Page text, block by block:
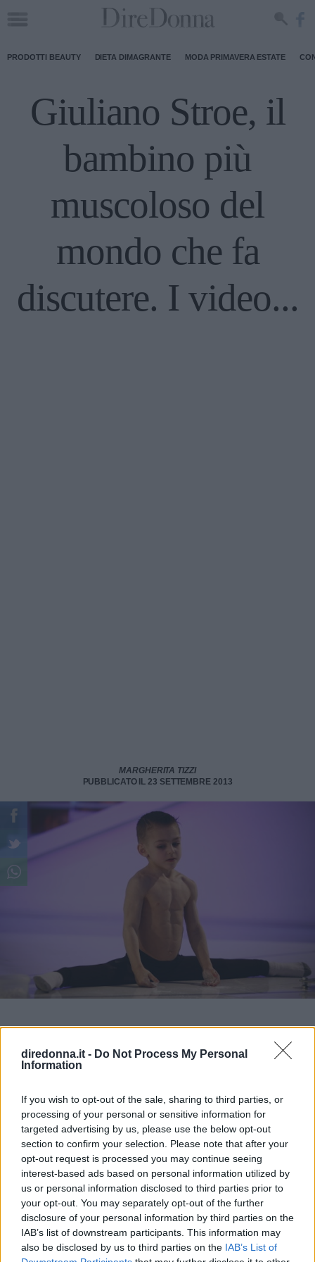
diredonna.it - Do Not Process My Personal
Information
If you wish to opt-out of the sale, sharing to third parties, or
processing of your personal or sensitive information for
targeted advertising by us, please use the below opt-out
section to confirm your selection. Please note that after your
opt-out request is processed you may continue seeing
interest-based ads based on personal information utilized by
us or personal information disclosed to third parties prior to
your opt-out. You may separately opt-out of the further
disclosure of your personal information by third parties on the
IAB’s list of downstream participants. This information may
also be disclosed by us to third parties on the IAB’s List of
PRODOTTI BEAUTY DIETA DIMAGRANTE MODA PRIMAVERA ESTATE
Giuliano Stroe, il
bambino più
muscoloso del
mondo che fa
discutere. I video...
MARGHERITA TIZZI
PUBBLICATO IL 23 SETTEMBRE 2013
I suoi video, caricati sulla pagina ufficiale di
YouTube, stanno facendo il giro del web… e
molto discutere.Giuliano Stroeè un bambino
rumeno di 9 anni e solleva pesi da quando ne
aveva 2. Ha un fisico super scolpito e per
mantenerlo, sotto il controllo del padre, si
sottopone ad allenamenti forse troppo duri per la